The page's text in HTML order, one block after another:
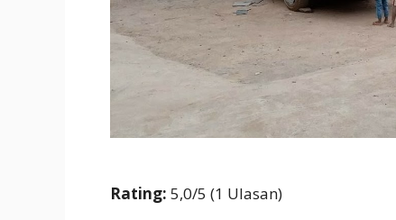
Rating: 5,0/5 (1 Ulasan)